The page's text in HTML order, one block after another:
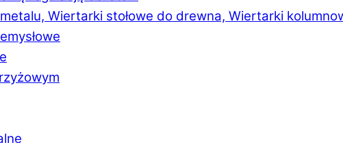
Wiertarki stołowe do drewna, Wiertarki